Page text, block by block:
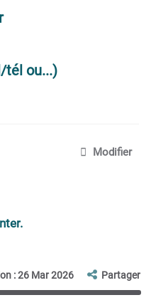
tél ou...)
Modifier
: 26 Mar 2026 Partager